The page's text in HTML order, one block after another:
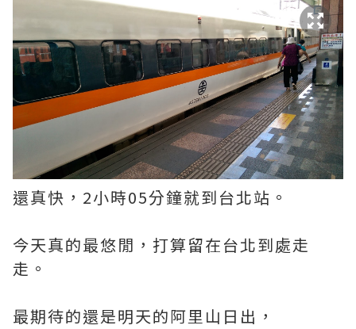
還真快，2小時05分鐘就到台北站。
今天真的最悠閒，打算留在台北到處走
走。
最期待的還是明天的阿里山日出，